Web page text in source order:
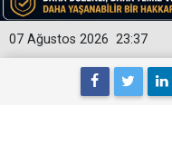
23:37
07 Ağustos 2026